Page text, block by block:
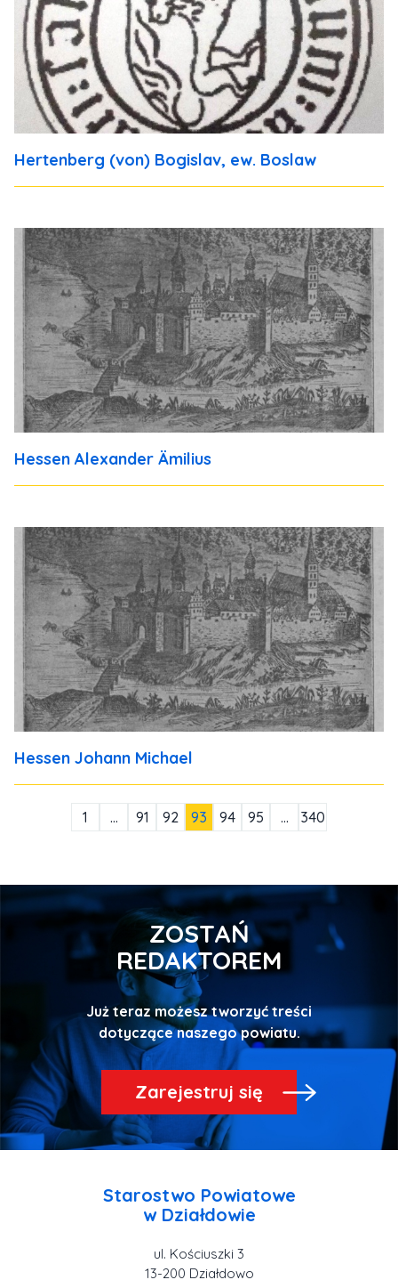
Hertenberg (von) Bogislav, ew. Boslaw
Hessen Alexander Ämilius
Hessen Johann Michael
1 … 91 92 93 94 95 … 340
ZOSTAŃ
REDAKTOREM
Już teraz możesz tworzyć treści
dotyczące naszego powiatu.
Zarejestruj się
Starostwo Powiatowe
ul. Kościuszki 3